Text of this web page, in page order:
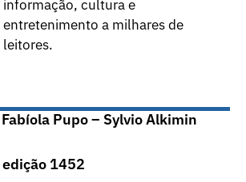
informação, cultura e
entretenimento a milhares de
leitores.
Pupo – Sylvio Alkimin
1452